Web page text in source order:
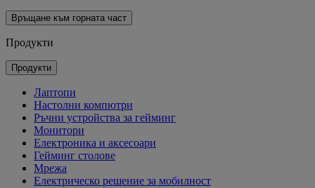
Връщане към горната част
Продукти
Продукти
Лаптопи
Настолни компютри
Ръчни устройства за гейминг
Монитори
Електроника и аксесоари
Гейминг столове
Мрежа
Електрическо решение за мобилност